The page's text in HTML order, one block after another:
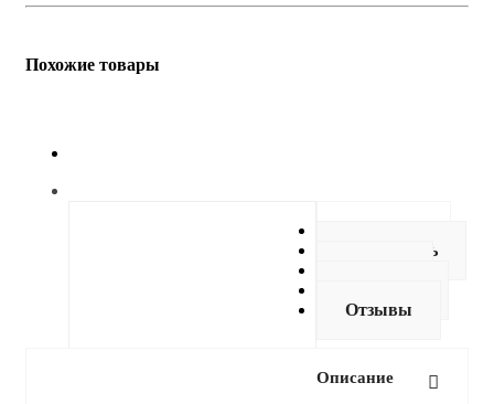
Похожие товары
Как купить
Отзывы
Описание